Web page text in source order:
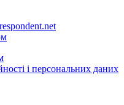
і персональних даних